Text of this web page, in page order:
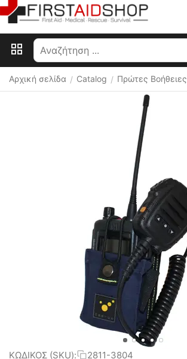
Αρχική σελίδα / Catalog / Πρώτες Βοήθειες
ΚΩΔΙΚΟΣ (SKU): 2811-3804